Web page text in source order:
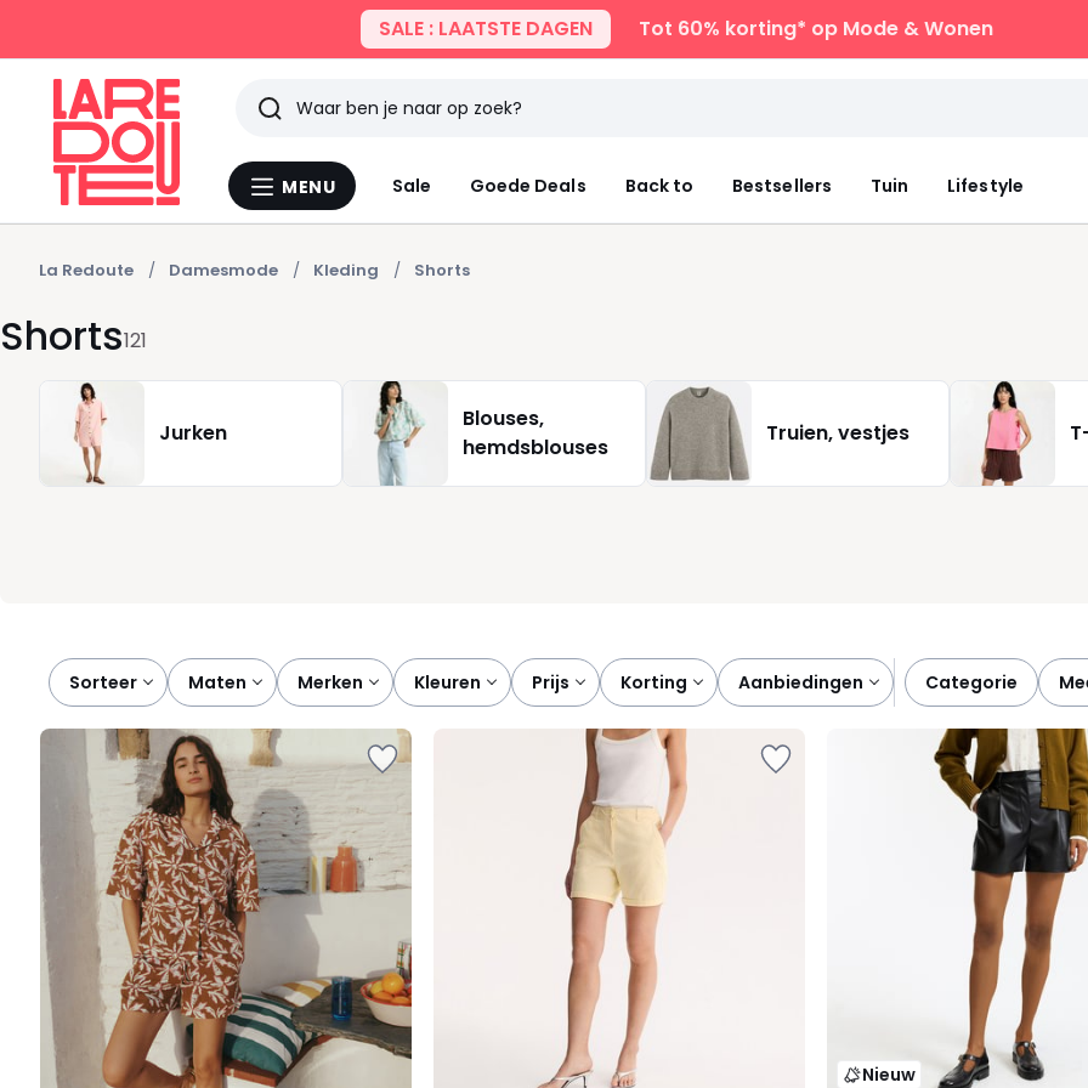
SALE : LAATSTE DAGEN Tot 60% korting* op Mode & Wonen
Menu
MENU Sale Goede Deals Back to Bestsellers Tuin Lifestyle
Zoeken
Laatst
bekeken
La Redoute Damesmode Kleding Shorts
Shorts121
Jurken
Blouses,
hemdsblouses
Truien, vestjes
Sorteer
maten merken kleuren prijs korting aanbiedingen categorie
Nieuw